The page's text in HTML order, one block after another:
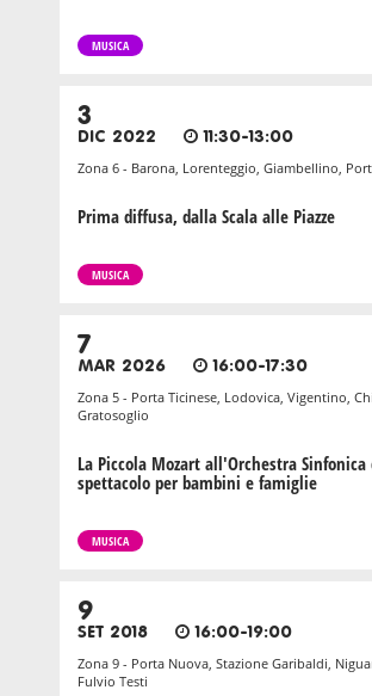
MUSICA
3
DIC 2022 11:30-13:00
Zona 6 - Barona, Lorenteggio, Giambellino,
Prima diffusa, dalla Scala alle Piazze
MUSICA
7
MAR 2026 16:00-17:30
Zona 5 - Porta Ticinese, Lodovica, Vigentino,
Gratosoglio
La Piccola Mozart all'Orchestra
spettacolo per bambini e famiglie
MUSICA
9
SET 2018 16:00-19:00
Zona 9 - Porta Nuova, Stazione Garibaldi,
Fulvio Testi